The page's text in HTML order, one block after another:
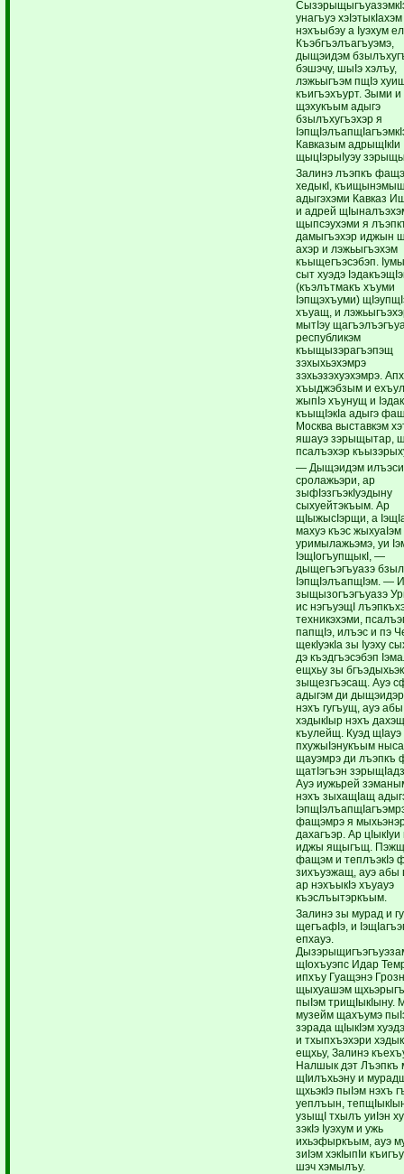
унагъуэ
нэхъыбэу а Iуэхум
Къэбгъэлъагъуэмэ,
дыщэидэм
бэшэчу, шыIэ хэлъу,
лэжьыгъэм пщIэ
къигъэхъурт. Зыми и
щэхукъым адыгэ
бзылъхугъэхэр я
Кавказым адрыщIкIи
щыцIэрыIуэу
Залинэ лъэпкъ
хедыкI,
адыгэхэми Кавказ
и адрей
щыпсэухэми я
дамыгъэхэр иджын
ахэр и лэжьыгъэхэм
къыщегъэсэбэп.
сыт хуэдэ
(къэлътмакъ хъуми
Iэпщэхъуми)
хъуащ, и
мытIэу
республикэм
къыщызэрагъэпэщ
зэхыхьэхэмрэ
зэхьэзэхуэхэмрэ.
хъыджэбзым и
жыпIэ хъунущ и
къыщIэкIа адыгэ
Москва выставкэм
яшауэ зэрыщытар,
псалъэхэр
— Дыщэидэм
сролажьэри, ар
зыфIэзгъэкIуэдыну
сыхуейтэкъым. Ар
щIыжысIэрщи, а
махуэ къэс жыхуаIэм
уримылажьэмэ, уи
IэщIогъупщыкI, —
дыщегъэгъуазэ
IэпщIэлъапщIэм. —
зыщызогъэгъуазэ
ис нэгъуэщI
техникэхэми,
папщIэ, илъэс и пэ
щекIуэкIа зы Iуэху
дэ къэдгъэсэбэп
ещхьу зы
зыщезгъэсащ. Ауэ
адыгэм ди
нэхъ гугъущ, ауэ
хэдыкIыр нэхъ
къулейщ. Куэд щIауэ
пхужыIэнукъым
щауэмрэ ди лъэпкъ
щатIэгъэн
Ауэ иужьрей
нэхъ зыхащIащ
фащэмрэ я
дахагъэр. Ар цIыкIуи
иджы ящыгъщ.
фащэм и теплъэкIэ
зихъуэжащ, ауэ абы
ар нэхъыкIэ хъуауэ
къэслъытэркъым.
Залинэ зы мурад и
щегъафIэ, и
епхауэ.
щIохъуэпс Идар
ипхъу Гуащэнэ
щыхуашэм
пыIэм трищIыкIыну.
музейм щахъумэ
зэрада щIыкIэм
и тхыпхъэхэри
ещхьу, Залинэ
Налшык дэт Лъэпкъ
щIилъхьэну и
щхьэкIэ пыIэм нэхъ
уеплъын,
узыщI тхылъ уиIэн
зэкIэ Iуэхум и ужь
ихьэфыркъым, ауэ
зиIэм хэкIыпIи
шэч хэмылъу.